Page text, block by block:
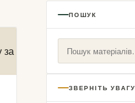
ПОШУК
ЗВЕРНІТЬ УВАГУ